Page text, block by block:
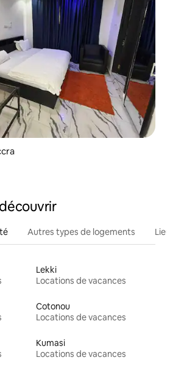
Autres types de logements
Lekki
Locations de vacances
Cotonou
Locations de vacances
Kumasi
Locations de vacances